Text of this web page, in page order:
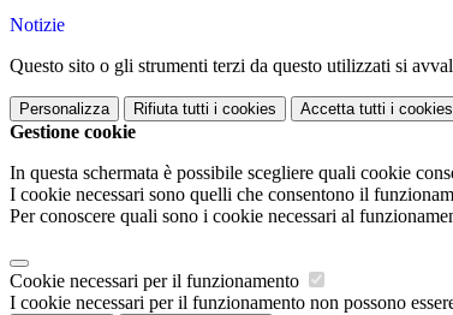
Notizie
Questo sito o gli strumenti terzi da questo utilizzati si
Personalizza Rifiuta tutti i cookies Accetta tutti i cookies
Gestione cookie
In questa schermata è possibile scegliere quali cookie
I cookie necessari sono quelli che consentono il
Per conoscere quali sono i cookie necessari al
Cookie necessari per il funzionamento
I cookie necessari per il funzionamento non possono